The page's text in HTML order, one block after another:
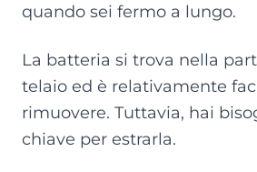
quando sei fermo a lungo.
La batteria si trova nella
telaio ed è relativamente
rimuovere. Tuttavia, hai
chiave per estrarla.